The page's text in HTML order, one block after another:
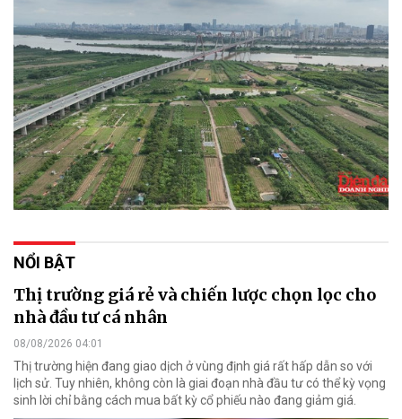
NỔI BẬT
Thị trường giá rẻ và chiến lược chọn lọc cho
nhà đầu tư cá nhân
08/08/2026 04:01
Thị trường hiện đang giao dịch ở vùng định giá rất hấp dẫn so với
lịch sử. Tuy nhiên, không còn là giai đoạn nhà đầu tư có thể kỳ vọng
sinh lời chỉ bằng cách mua bất kỳ cổ phiếu nào đang giảm giá.